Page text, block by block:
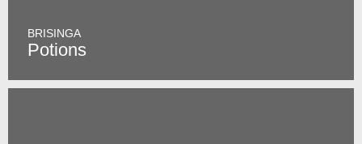
BRISINGA
Potions